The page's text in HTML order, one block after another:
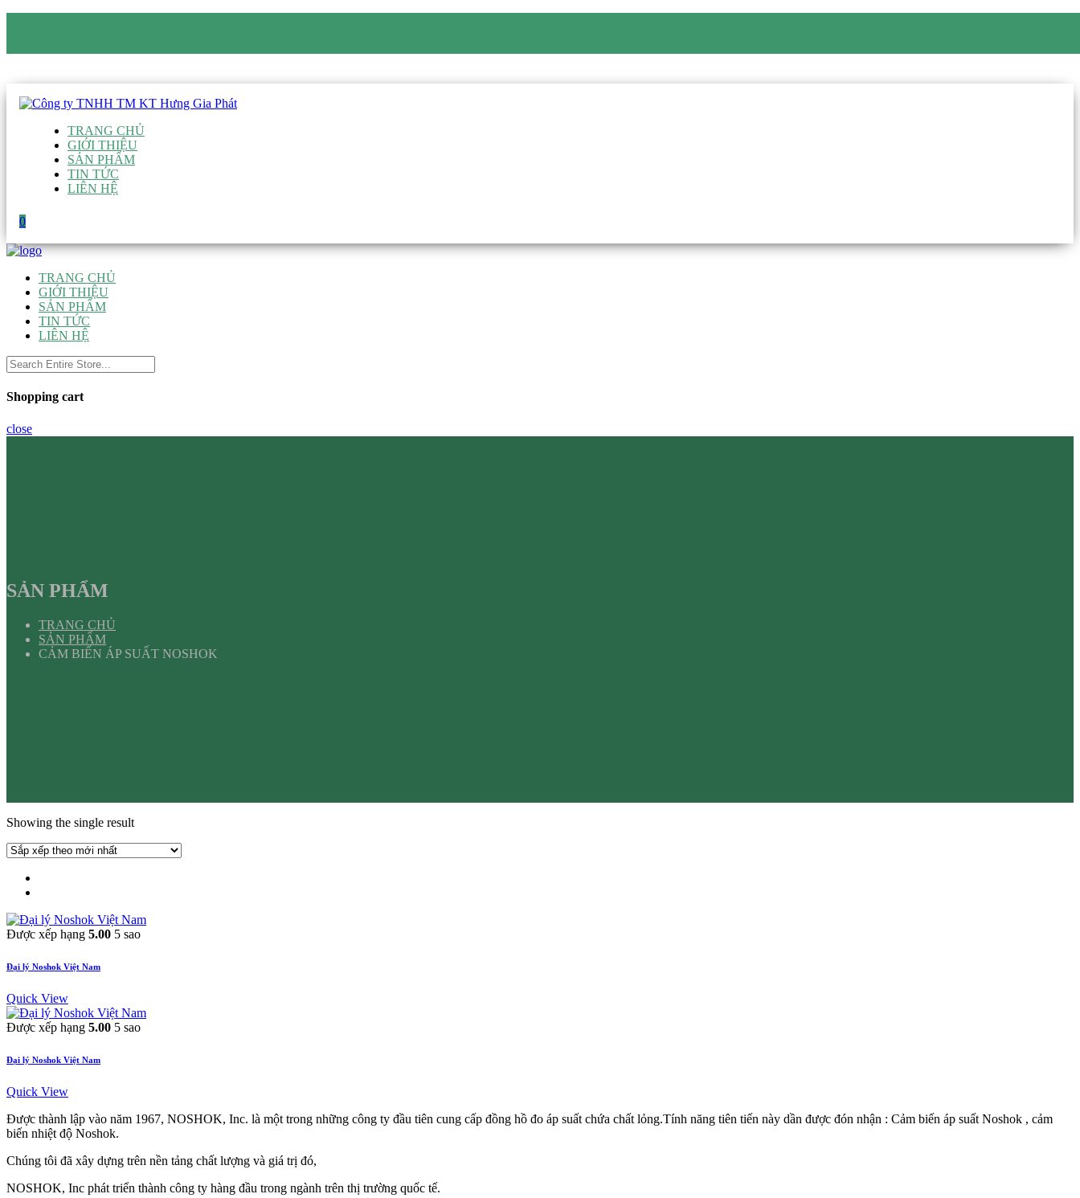
TRANG CHỦ
GIỚI THIỆU
SẢN PHẨM
TIN TỨC
LIÊN HỆ
0
TRANG CHỦ
GIỚI THIỆU
SẢN PHẨM
TIN TỨC
LIÊN HỆ
Shopping cart
close
SẢN PHẨM
TRANG CHỦ
SẢN PHẨM
CẢM BIẾN ÁP SUẤT NOSHOK
Showing the single result
Được xếp hạng 5.00 5 sao
Đại lý Noshok Việt Nam
Quick View
Được xếp hạng 5.00 5 sao
Đại lý Noshok Việt Nam
Quick View
Được thành lập vào năm 1967, NOSHOK, Inc. là một trong những công ty đầu tiên cung cấp đồng hồ đo áp suất chứa chất lỏng.Tính năng tiên tiến này dần được đón nhận : Cảm biến áp suất Noshok , cảm
biến nhiệt độ Noshok.
Chúng tôi đã xây dựng trên nền tảng chất lượng và giá trị đó,
NOSHOK, Inc phát triển thành công ty hàng đầu trong ngành trên thị trường quốc tế.